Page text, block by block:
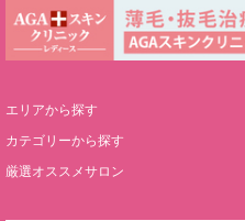
エリアから探す
カテゴリーから探す
厳選オススメサロン